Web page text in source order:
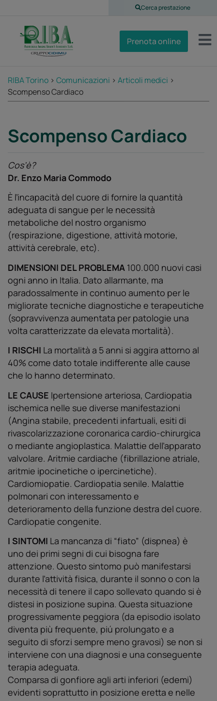
Cerca prestazione
Prenota online
RIBA Torino > Comunicazioni > Articoli medici >
Scompenso Cardiaco
Scompenso Cardiaco
Cos’è?
Dr. Enzo Maria Commodo
È ľincapacità del cuore di fornire la quantità
adeguata di sangue per le necessità
metaboliche del nostro organismo
(respirazione, digestione, attività motorie,
attività cerebrale, etc).
DIMENSIONI DEL PROBLEMA 100.000 nuovi casi
ogni anno in Italia. Dato allarmante, ma
paradossalmente in continuo aumento per le
migliorate tecniche diagnostiche e terapeutiche
(sopravvivenza aumentata per patologie una
volta caratterizzate da elevata mortalità).
I RISCHI La mortalità a 5 anni si aggira attorno al
40% come dato totale indifferente alle cause
che lo hanno determinato.
LE CAUSE Ipertensione arteriosa, Cardiopatia
ischemica nelle sue diverse manifestazioni
(Angina stabile, precedenti infartuali, esiti di
rivascolarizzazione coronarica cardio-chirurgica
o mediante angioplastica. Malattie delľapparato
valvolare. Aritmie cardiache (fibrillazione atriale,
aritmie ipocinetiche o ipercinetiche).
Cardiomiopatie. Cardiopatia senile. Malattie
polmonari con interessamento e
deterioramento della funzione destra del cuore.
Cardiopatie congenite.
I SINTOMI La mancanza di “fiato” (dispnea) è
uno dei primi segni di cui bisogna fare
attenzione. Questo sintomo può manifestarsi
durante ľattività fisica, durante il sonno o con la
necessità di tenere il capo sollevato quando si è
distesi in posizione supina. Questa situazione
progressivamente peggiora (da episodio isolato
diventa più frequente, piú prolungato e a
seguito di sforzi sempre meno gravosi) se non si
interviene con una diagnosi e una conseguente
terapia adeguata.
Comparsa di gonfiore agli arti inferiori (edemi)
evidenti soprattutto in posizione eretta e nelle